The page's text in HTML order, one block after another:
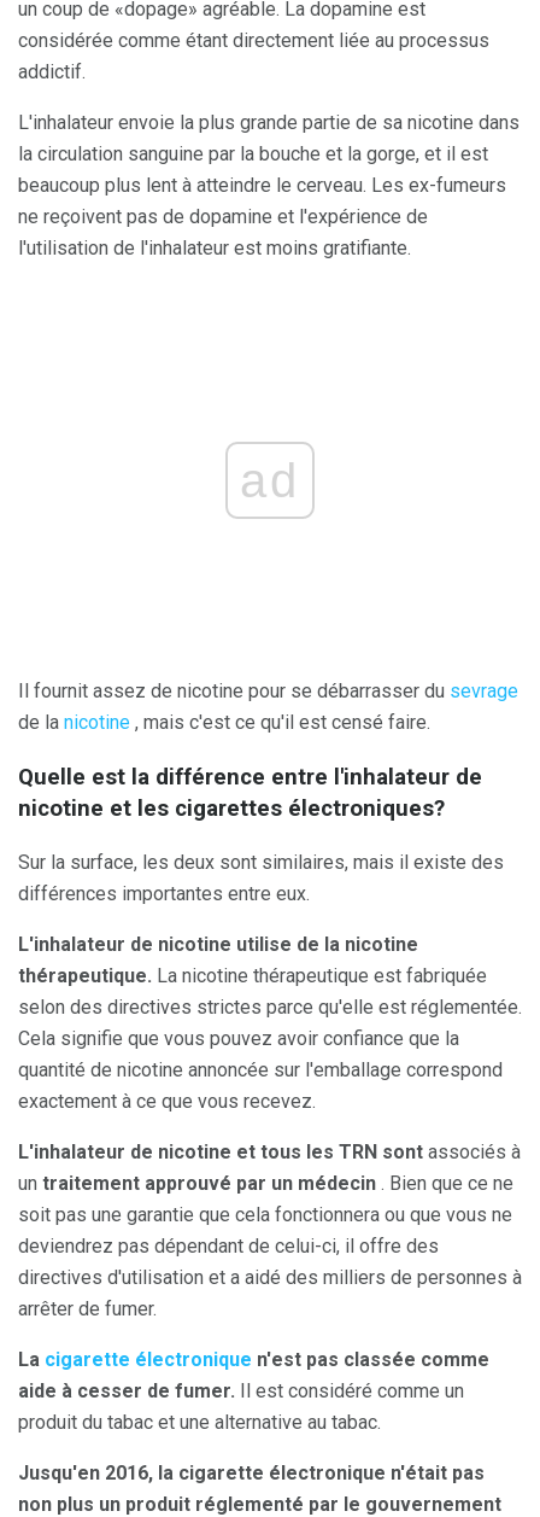
un coup de «dopage» agréable. La dopamine est
considérée comme étant directement liée au processus
addictif.
L'inhalateur envoie la plus grande partie de sa nicotine dans
la circulation sanguine par la bouche et la gorge, et il est
beaucoup plus lent à atteindre le cerveau. Les ex-fumeurs
ne reçoivent pas de dopamine et l'expérience de
l'utilisation de l'inhalateur est moins gratifiante.
ad
Il fournit assez de nicotine pour se débarrasser du sevrage
de la nicotine , mais c'est ce qu'il est censé faire.
Quelle est la différence entre l'inhalateur de
nicotine et les cigarettes électroniques?
Sur la surface, les deux sont similaires, mais il existe des
différences importantes entre eux.
L'inhalateur de nicotine utilise de la nicotine
thérapeutique. La nicotine thérapeutique est fabriquée
selon des directives strictes parce qu'elle est réglementée.
Cela signifie que vous pouvez avoir confiance que la
quantité de nicotine annoncée sur l'emballage correspond
exactement à ce que vous recevez.
L'inhalateur de nicotine et tous les TRN sont associés à
un traitement approuvé par un médecin . Bien que ce ne
soit pas une garantie que cela fonctionnera ou que vous ne
deviendrez pas dépendant de celui-ci, il offre des
directives d'utilisation et a aidé des milliers de personnes à
arrêter de fumer.
La cigarette électronique n'est pas classée comme
aide à cesser de fumer. Il est considéré comme un
produit du tabac et une alternative au tabac.
Jusqu'en 2016, la cigarette électronique n'était pas
non plus un produit réglementé par le gouvernement